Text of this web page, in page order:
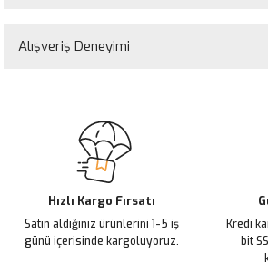
yetersiz gördüğünüz noktaları öneri formunu
Ürün resmi kalitesiz, bozuk veya
Ürün açıklamasında eksik bilgiler bulunuyor.
Ürün bilgilerinde hatalar bulunuyor.
Ürün fiyatı diğer sitelerden daha pahalı.
Bu ürüne benzer farklı alternatifler olmalı.
Alışveriş Deneyimi
Hızlı Kargo Fırsatı
Satın aldığınız ürünlerini 1-5 iş
günü içerisinde kargoluyoruz.
Kredi
bit